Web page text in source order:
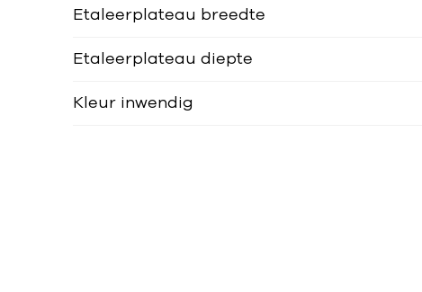
Etaleerplateau breedte
Etaleerplateau diepte
Kleur inwendig